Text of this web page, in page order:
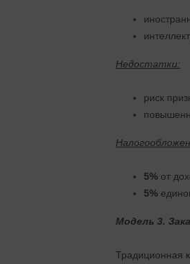
Недостатки:
риск
5% от
5%
Модель 3.
Традиционная